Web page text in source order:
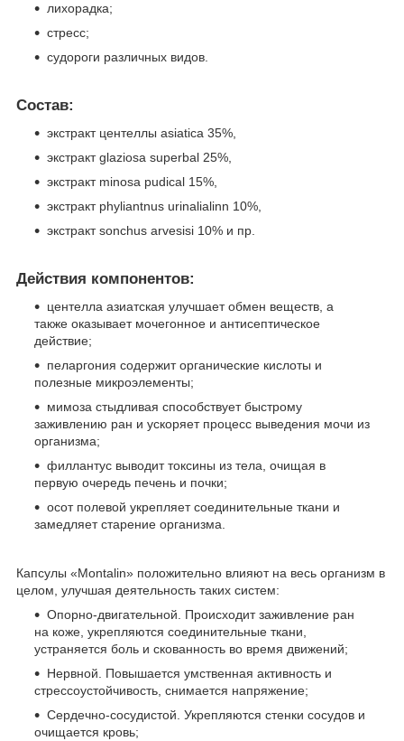
лихорадка;
стресс;
судороги различных видов.
Состав:
экстракт центеллы asiatica 35%,
экстракт glaziosa superbal 25%,
экстракт minosa pudical 15%,
экстракт phyliantnus urinalialinn 10%,
экстракт sonchus arvesisi 10% и пр.
Действия компонентов:
центелла азиатская улучшает обмен веществ, а
также оказывает мочегонное и антисептическое
действие;
пеларгония содержит органические кислоты и
полезные микроэлементы;
мимоза стыдливая способствует быстрому
заживлению ран и ускоряет процесс выведения мочи из
организма;
филлантус выводит токсины из тела, очищая в
первую очередь печень и почки;
осот полевой укрепляет соединительные ткани и
замедляет старение организма.
Капсулы «Montalin» положительно влияют на весь организм в
целом, улучшая деятельность таких систем:
Опорно-двигательной. Происходит заживление ран
на коже, укрепляются соединительные ткани,
устраняется боль и скованность во время движений;
Нервной. Повышается умственная активность и
стрессоустойчивость, снимается напряжение;
Сердечно-сосудистой. Укрепляются стенки сосудов и
очищается кровь;